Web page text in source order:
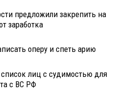
предложили закрепить на
заработка
оперу и спеть арию
лиц с судимостью для
с ВС РФ